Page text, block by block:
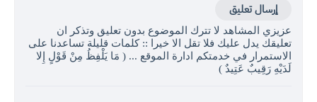
إرسال تعليق
عزيزي المشاهد لا تترك الموضوع بدون تعليق وتذكر ان
تعليقك يدل عليك فلا تقل الا خيرا :: كلمات قليلة تساعدنا على
الاستمرار في خدمتكم ادارة الموقع ... ( مَا يَلْفِظُ مِنْ قَوْلٍ إِلا
لَدَيْهِ رَقِيبٌ عَتِيدٌ )